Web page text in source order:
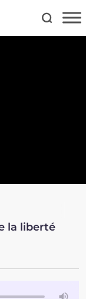
la liberté